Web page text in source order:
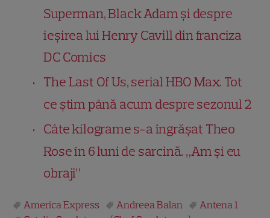
Superman, Black Adam și despre
ieșirea lui Henry Cavill din franciza
DC Comics
The Last Of Us, serial HBO Max. Tot
ce știm până acum despre sezonul 2
Câte kilograme s-a îngrășat Theo
Rose în 6 luni de sarcină. „Am și eu
obraji”
America Express Andreea Balan
Antena 1